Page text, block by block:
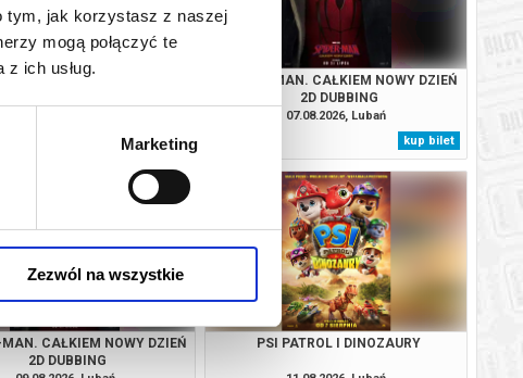
tym, jak korzystasz z naszej
mogą połączyć te
ich usług.
Marketing
Zezwól na wszystkie
PATROL I DINOZAURY
kup bilet
SPIDER-MAN. CAŁKIEM NOWY DZIEŃ
2D DUBBING
07.08.2026, Lubań
kup bilet
MAN. CAŁKIEM NOWY DZIEŃ
2D DUBBING
PSI PATROL I DINOZAURY